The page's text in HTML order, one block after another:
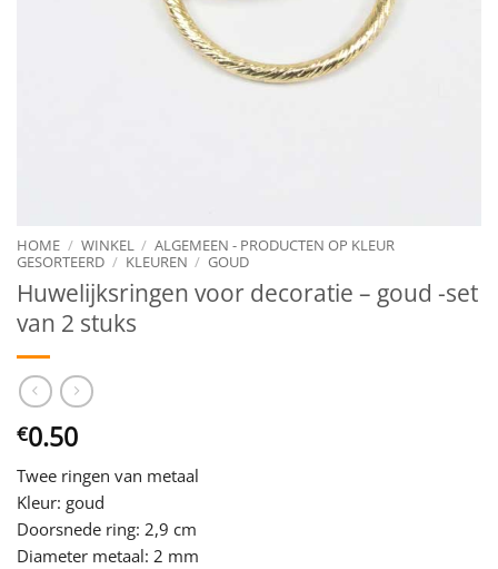
HOME / WINKEL / ALGEMEEN - PRODUCTEN OP KLEUR
GESORTEERD / KLEUREN / GOUD
Huwelijksringen voor decoratie – goud -set
van 2 stuks
€0.50
Twee ringen van metaal
Kleur: goud
Doorsnede ring: 2,9 cm
Diameter metaal: 2 mm